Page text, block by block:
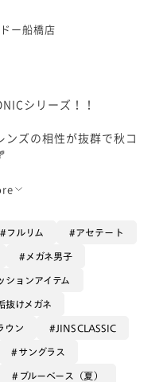
ー船橋店
シリーズ！！
ズの相性が抜群で秋コ
ウンカラーのフレーム
フルリム アセテート
メガネ男子
ションアイテム
抜けメガネ
ウン JINSCLASSIC
サングラス
ブルーベース（夏）